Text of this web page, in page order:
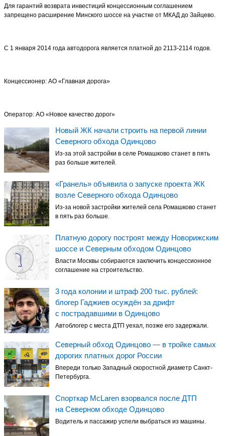
Для гарантий возврата инвестиций концессионным соглашением
запрещено расширение Минского шоссе на участке от МКАД до Зайцево.
С 1 января 2014 года автодорога является платной до 2113-2114 годов.
Концессионер: АО «Главная дорога»
Оператор: АО «Новое качество дорог»
Новый ЖК начали строить на первой линии
Северного обхода Одинцово
Из-за этой застройки в селе Ромашково станет в пять
раз больше жителей.
«Гранель» объявила о запуске проекта ЖК
возле Северного обхода Одинцово
Из-за новой застройки жителей села Ромашково станет
в пять раз больше.
Платную дорогу построят между Новорижским
шоссе и Северным обходом Одинцово
Власти Москвы собираются заключить концессионное
соглашение на строительство.
3 года колонии и штраф 200 тыс. рублей:
блогер Гаджиев осуждён за дрифт
с пострадавшими в Одинцово
Автоблогер с места ДТП уехал, позже его задержали.
Северный обход Одинцово — в тройке самых
дорогих платных дорог России
Впереди только Западный скоростной диаметр Санкт-
Петербурга.
Спорткар McLaren взорвался после ДТП
на Северном обходе Одинцово
Водитель и пассажир успели выбраться из машины.